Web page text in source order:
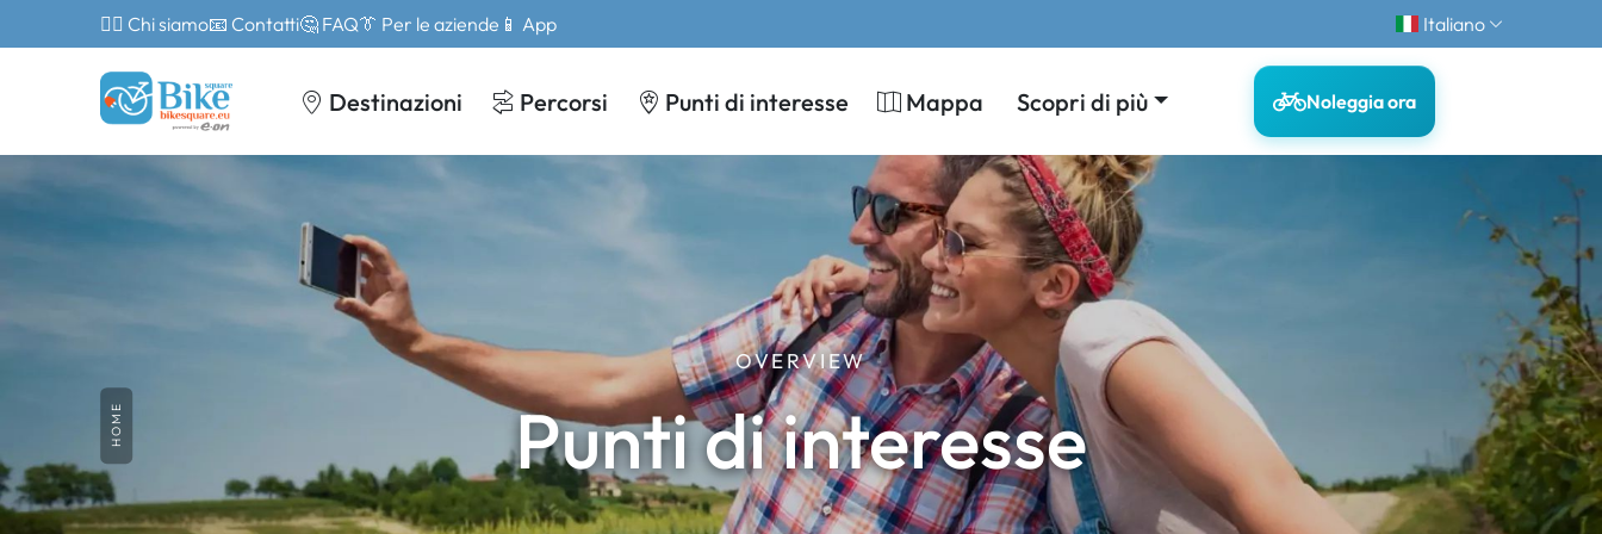
🙎‍♂️ Chi siamo📧 Contatti🤔 FAQ👔 Per le aziende 📱 App Italiano
Destinazioni Percorsi Punti di interesse Mappa Scopri di più Noleggia ora
OVERVIEW
Punti di interesse
HOME